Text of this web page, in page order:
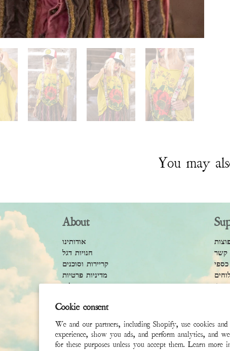
Cookie consent
We and our partners, including Shopify, use cookies
experience, show you ads, and perform analytics, and
for these purposes unless you accept them. Learn more
You may
About
אודותינו
חנויות דגל
קריירות וסוכנים
מדיניות פרטיות
תנאים והגבלות
קשר